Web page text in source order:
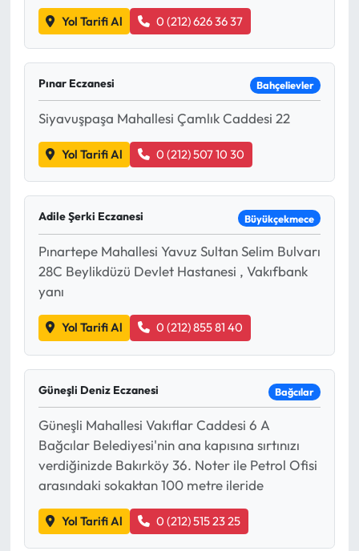
Yol Tarifi Al 0 (212) 626 36 37
Pınar Eczanesi Bahçelievler
Siyavuşpaşa Mahallesi Çamlık Caddesi 22
Yol Tarifi Al 0 (212) 507 10 30
Adile Şerki Eczanesi Büyükçekmece
Pınartepe Mahallesi Yavuz Sultan Selim Bulvarı
28C Beylikdüzü Devlet Hastanesi , Vakıfbank
yanı
Yol Tarifi Al 0 (212) 855 81 40
Güneşli Deniz Eczanesi Bağcılar
Güneşli Mahallesi Vakıflar Caddesi 6 A
Bağcılar Belediyesi'nin ana kapısına sırtınızı
verdiğinizde Bakırköy 36. Noter ile Petrol Ofisi
arasındaki sokaktan 100 metre ileride
Yol Tarifi Al 0 (212) 515 23 25